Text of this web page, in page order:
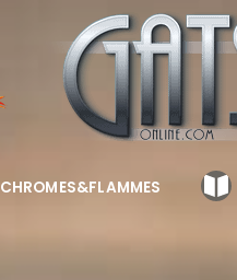
CHROMES&FLAMMES